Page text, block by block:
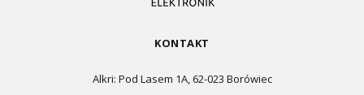
KONTAKT
Alkri: Pod Lasem 1A, 62-023 Borówiec